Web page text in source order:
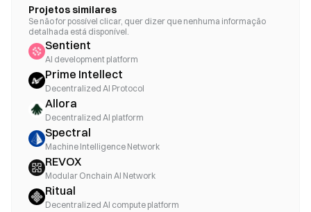
Projetos similares
Se não for possível clicar, quer dizer que nenhuma informação
detalhada está disponível.
Sentient
AI development platform
Prime Intellect
Decentralized AI Protocol
Allora
Decentralized AI platform
Spectral
Machine Intelligence Network
REVOX
Modular Onchain AI Network
Ritual
Decentralized AI compute platform